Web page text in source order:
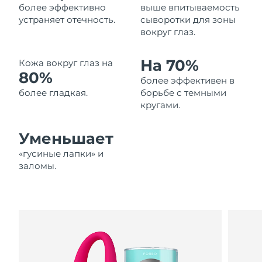
более эффективно
устраняет отечность.
выше впитываемость
сыворотки для зоны
вокруг глаз.
Кожа вокруг глаз на
80%
более гладкая.
На 70%
более эффективен в
борьбе с темными
кругами.
Уменьшает
«гусиные лапки» и
заломы.
Ожидаемая дата доставки
8/11/26
Люксембург
Ожидаемая дата доставки
8/10/26
Малайзия
Ожидаемая дата доставки